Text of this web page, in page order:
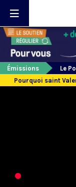
Émissions
Le
Pourquoi saint